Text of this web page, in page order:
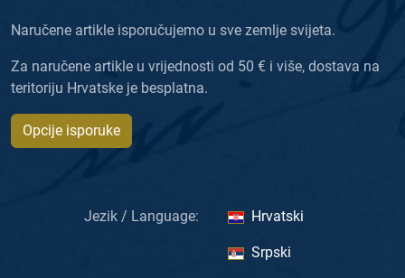
Naručene artikle isporučujemo u sve zemlje svijeta.
Za naručene artikle u vrijednosti od 50 € i više, dostava na
teritoriju Hrvatske je besplatna.
Opcije isporuke
Jezik / Language: Hrvatski
Srpski